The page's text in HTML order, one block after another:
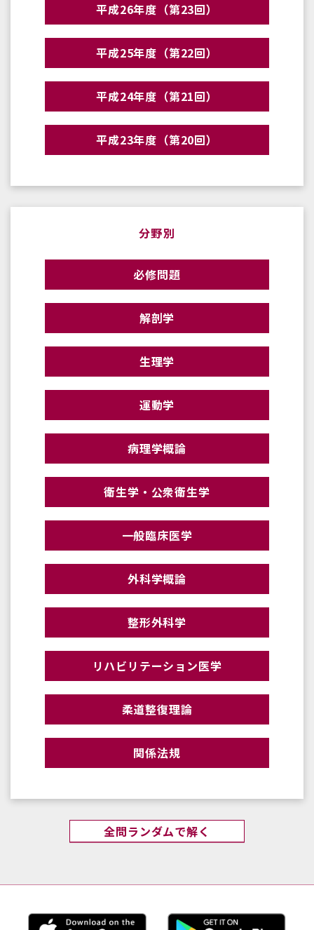
平成26年度（第23回）
平成25年度（第22回）
平成24年度（第21回）
平成23年度（第20回）
分野別
必修問題
解剖学
生理学
運動学
病理学概論
衛生学・公衆衛生学
一般臨床医学
外科学概論
整形外科学
リハビリテーション医学
柔道整復理論
関係法規
全問ランダムで解く